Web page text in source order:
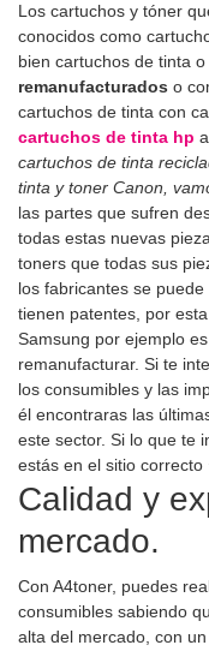
Los cartuchos y tóner
conocidos como
bien cartuchos de tinta
remanufacturados o
cartuchos de tinta con
cartuchos de tinta hp
cartuchos de tinta
tinta y toner Canon,
las partes que sufren
todas estas nuevas
toners que todas sus
los fabricantes se
tienen patentes, por
Samsung por ejemplo
remanufacturar. Si te
los consumibles y las
él encontraras las
este sector. Si lo que te
estás en el sitio correcto
Calidad y
mercado.
Con A4toner, puedes
consumibles sabiendo
alta del mercado, con